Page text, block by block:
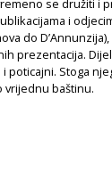
i
do
prezentacija.
poticajni. Stoga
vrijednu baštinu.